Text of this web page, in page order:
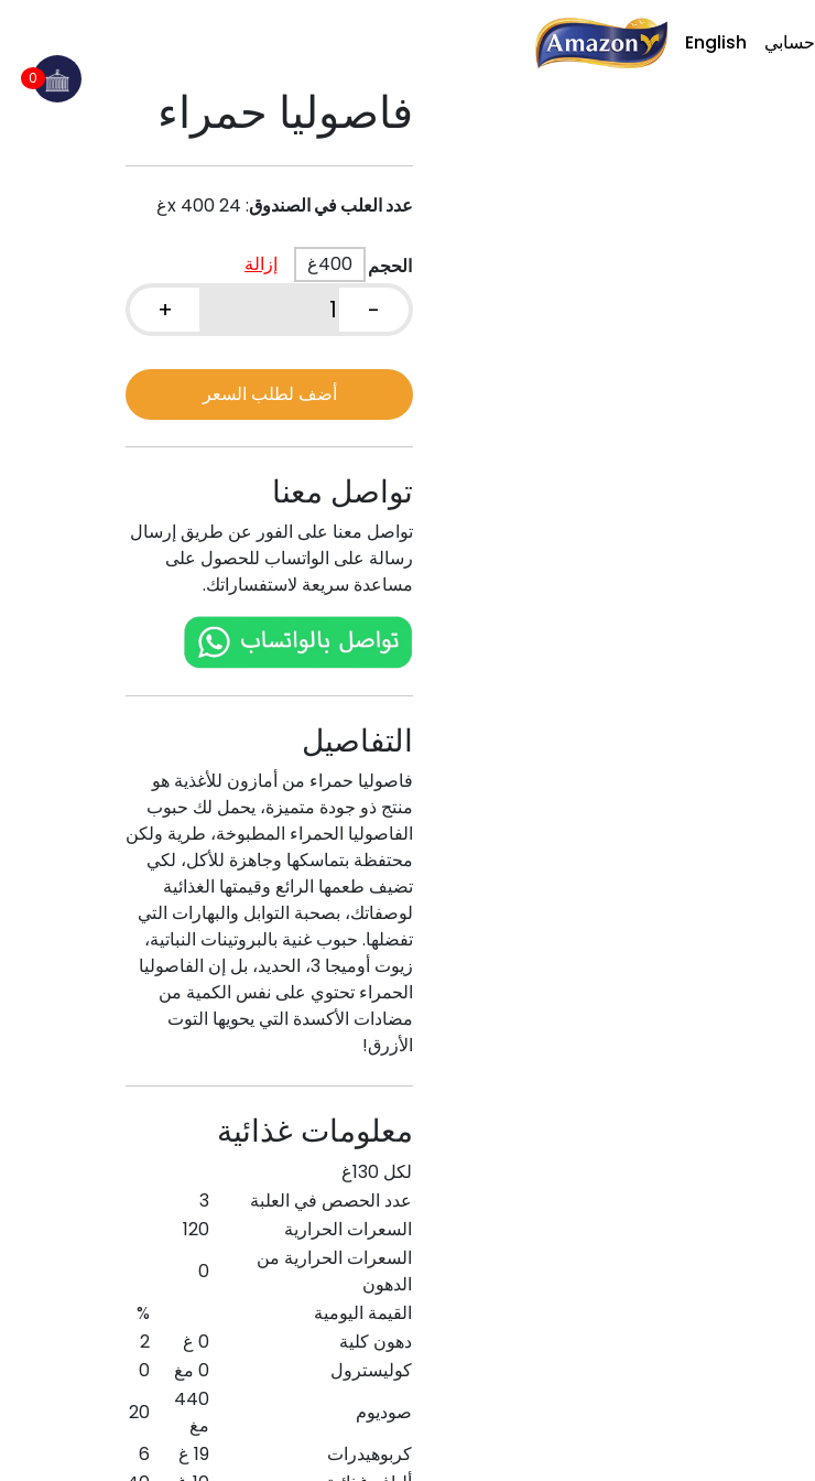
حسابي English
0
فاصوليا حمراء
عدد العلب في الصندوق: 24 x 400غ
الحجم 400غ إزالة
-
حمراء
+
أضف لطلب السعر
تواصل معنا
تواصل معنا على الفور عن طريق إرسال
رسالة على الواتساب للحصول على
مساعدة سريعة لاستفساراتك.
التفاصيل
فاصوليا حمراء من أمازون للأغذية هو
منتج ذو جودة متميزة، يحمل لك حبوب
الفاصوليا الحمراء المطبوخة، طرية ولكن
محتفظة بتماسكها وجاهزة للأكل، لكي
تضيف طعمها الرائع وقيمتها الغذائية
لوصفاتك، بصحبة التوابل والبهارات التي
تفضلها. حبوب غنية بالبروتينات النباتية،
زيوت أوميجا 3، الحديد، بل إن الفاصوليا
الحمراء تحتوي على نفس الكمية من
مضادات الأكسدة التي يحويها التوت
الأزرق!
معلومات غذائية
لكل 130غ
عدد الحصص في العلبة
3
السعرات الحرارية
120
السعرات الحرارية من
الدهون
0
القيمة اليومية
%
دهون كلية
0 غ
2
كوليسترول
0 مغ
0
صوديوم
440
مغ
20
كربوهيدرات
19 غ
6